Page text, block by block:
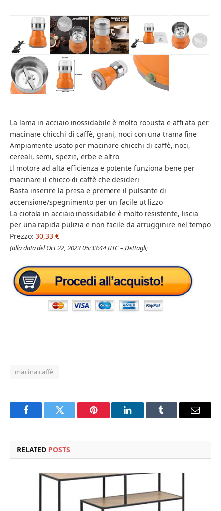
La lama in acciaio inossidabile è molto robusta e affilata per
macinare chicchi di caffè, grani, noci con una trama fine
Ampiamente usato per macinare chicchi di caffè, noci,
cereali, semi, spezie, erbe e altro
Il motore ad alta efficienza e potente funziona bene per
macinare il chicco di caffè che desideri
Basta inserire la presa e premere il pulsante di
accensione/spegnimento per un facile utilizzo
La ciotola in acciaio inossidabile è molto resistente, liscia
per una rapida pulizia e non facile da arrugginire nel tempo
Prezzo: 30,33 €
(alla data del Oct 22, 2023 05:33:44 UTC –Dettagli)
macina caffè
FacebookTwitter Pinterest LinkedInTumblr Email
RELATED POSTS